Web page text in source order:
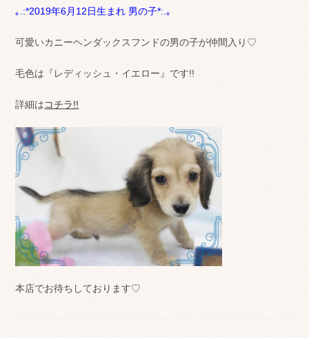
開
テ
リ
｡.:*2019年6月12日生まれ 男の子*:.｡
可愛いカニーヘンダックスフンドの男の子が仲間入り♡
毛色は『レディッシュ・イエロー』です!!
詳細はコチラ!!
本店でお待ちしております♡